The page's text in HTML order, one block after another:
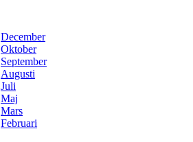
December
Oktober
September
Augusti
Juli
Maj
Mars
Februari